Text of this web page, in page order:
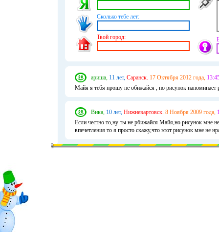
Сколько тебе лет:
Твой город:
ариша, 11 лет, Саранск. 17 Октября 2012 года,
Майя я тебя прошу не обижайся , но рисунок напоминает
Вика, 10 лет, Нижневартовск. 8 Ноября 2009 года,
Если честно то,ну ты не рбижайся Майя,но рисунок мне
впечетления то я просто скажу,что этот рисунок мне не